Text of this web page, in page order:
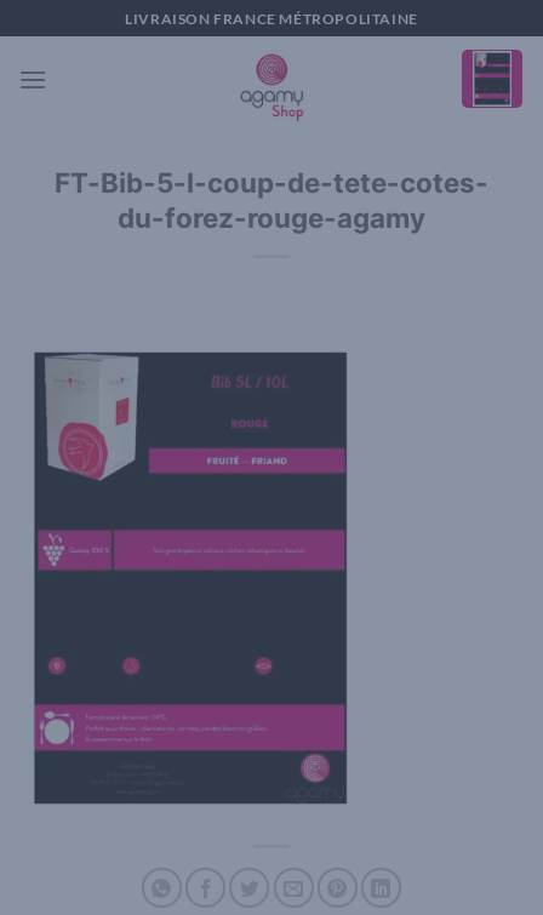
au
contenu
LIVRAISON FRANCE MÉTROPOLITAINE
FT-Bib-5-l-coup-de-tete-cotes-
du-forez-rouge-agamy